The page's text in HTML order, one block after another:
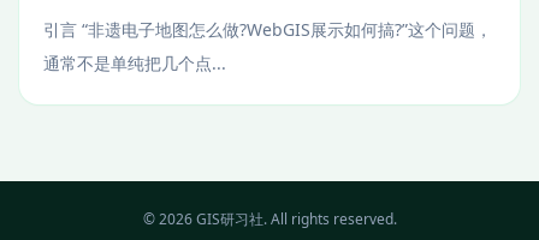
引言 “非遗电子地图怎么做?WebGIS展示如何搞?”这个问题，
通常不是单纯把几个点...
© 2026 GIS研习社. All rights reserved.